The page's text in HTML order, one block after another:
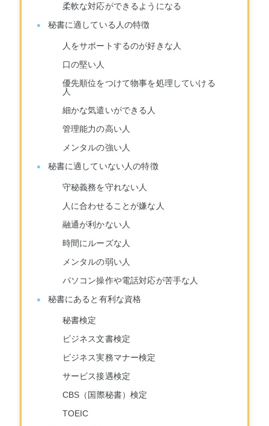
柔軟な対応ができるようになる
秘書に適している人の特徴
人をサポートするのが好きな人
口の堅い人
優先順位をつけて物事を処理していける
人
細かな気遣いができる人
管理能力の高い人
メンタルの強い人
秘書に適していない人の特徴
守秘義務を守れない人
人に合わせることが嫌な人
融通が利かない人
時間にルーズな人
メンタルの弱い人
パソコン操作や電話対応が苦手な人
秘書にあると有利な資格
秘書検定
ビジネス文書検定
ビジネス実務マナー検定
サービス接遇検定
CBS（国際秘書）検定
TOEIC